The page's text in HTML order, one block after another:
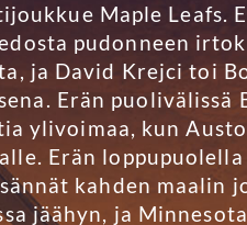
Maple Leafs.
pudonneen
ja David Krejci toi
Erän puolivälissä
ylivoimaa, kun
Erän loppupuolella
kahden maalin
jäähyn, ja